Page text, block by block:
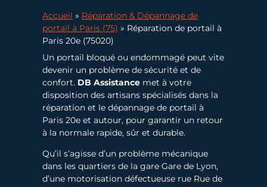
Accueil » Réparation & Dépannage de
portail à Paris (75) » Réparation de portail à
Paris 20e (75020)
Un portail bloqué ou endommagé peut vite
devenir un problème de sécurité et de
confort. DB Assistancemet à votre
disposition des artisans spécialisés dans la
réparation et le dépannage de portail à
Paris 20e et autour, pour garantir un retour
à la normale rapide, sûr et durable.
Qu’il s’agisse d’un problème mécanique
dans les quartiers de la gare Gare de Lyon,
d’une motorisation défectueuse rue Rue de